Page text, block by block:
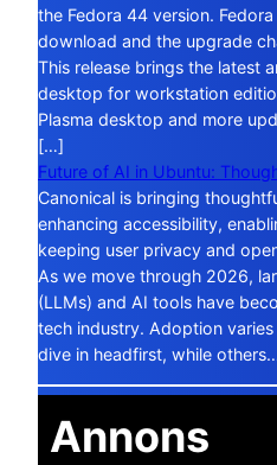
the Fedora 44 version.
download and the upgrade
This release brings the latest
desktop for workstation
Plasma desktop and more
[…]
Future of AI in Ubuntu:
Canonical is bringing
enhancing accessibility,
keeping user privacy and
As we move through 2026,
(LLMs) and AI tools have
tech industry. Adoption
dive in headfirst, while
Annons